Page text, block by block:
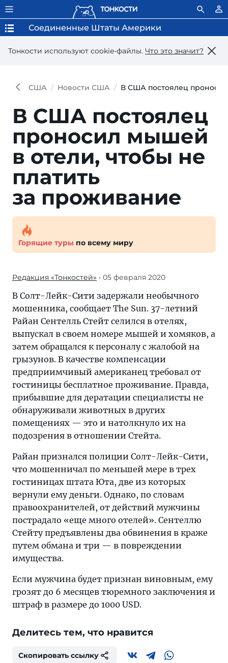
Тонкости используют сookie-файлы. Что это значит?
Соединенные Штаты Америки
США Новости США В США постоялец
В США постоялец
проносил мышей
в отели, чтобы не
платить
за проживание
Горящие туры по всему миру
Редакция «Тонкостей» • 05 февраля 2020
В Солт-Лейк-Сити задержали необычного
мошенника, сообщает The Sun. 37-летний
Райан Сентелль Стейт селился в отелях,
выпускал в своем номере мышей и хомяков, а
затем обращался к персоналу с жалобой на
грызунов. В качестве компенсации
предприимчивый американец требовал от
гостиницы бесплатное проживание. Правда,
прибывшие для дератации специалисты не
обнаруживали животных в других
помещениях — это и натолкнуло их на
подозрения в отношении Стейта.
Райан признался полиции Солт-Лейк-Сити,
что мошенничал по меньшей мере в трех
гостиницах штата Юта, две из которых
вернули ему деньги. Однако, по словам
правоохранителей, от действий мужчины
пострадало «еще много отелей». Сентеллю
Стейту предъявлены два обвинения в краже
путем обмана и три — в повреждении
имущества.
Если мужчина будет признан виновным, ему
грозят до 6 месяцев тюремного заключения и
штраф в размере до 1000 USD.
Делитесь тем, что нравится
Скопировать ссылку